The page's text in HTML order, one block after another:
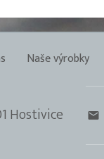
Naše výrobky
Hostivice